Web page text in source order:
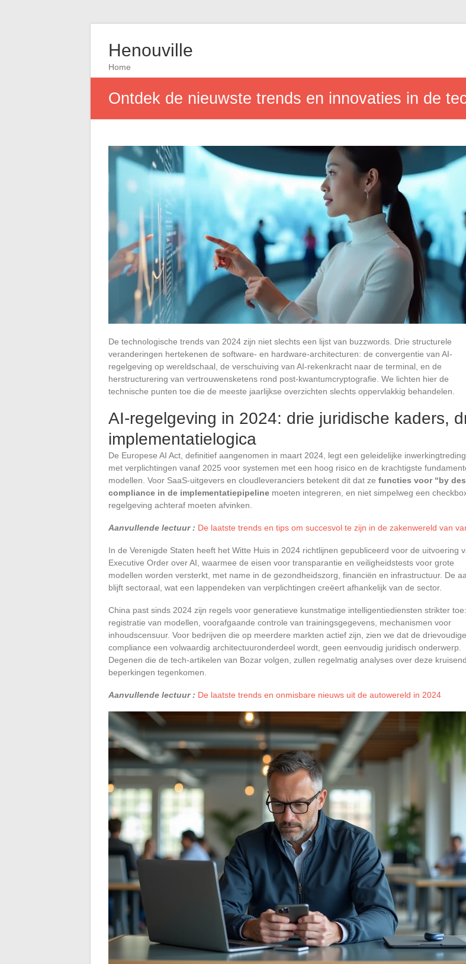
Henouville
Home
Ontdek de nieuwste trends en innovaties in de
De technologische trends van 2024 zijn niet slechts een lijst van buzzwords. Drie structurele
veranderingen hertekenen de software- en hardware-architecturen: de convergentie van AI-
regelgeving op wereldschaal, de verschuiving van AI-rekenkracht naar de terminal, en de
herstructurering van vertrouwensketens rond post-kwantumcryptografie. We lichten hier de
technische punten toe die de meeste jaarlijkse overzichten slechts oppervlakkig behandelen.
AI-regelgeving in 2024: drie juridische kaders,
implementatielogica
De Europese AI Act, definitief aangenomen in maart 2024, legt een geleidelijke
met verplichtingen vanaf 2025 voor systemen met een hoog risico en de krachtigste
modellen. Voor SaaS-uitgevers en cloudleveranciers betekent dit dat ze functies voor “by
compliance in de implementatiepipeline moeten integreren, en niet simpelweg een
regelgeving achteraf moeten afvinken.
Aanvullende lectuur : De laatste trends en tips om succesvol te zijn in de zakenwereld van
In de Verenigde Staten heeft het Witte Huis in 2024 richtlijnen gepubliceerd voor de uitvoering
Executive Order over AI, waarmee de eisen voor transparantie en veiligheidstests voor grote
modellen worden versterkt, met name in de gezondheidszorg, financiën en infrastructuur. De
blijft sectoraal, wat een lappendeken van verplichtingen creëert afhankelijk van de sector.
China past sinds 2024 zijn regels voor generatieve kunstmatige intelligentiediensten strikter toe:
registratie van modellen, voorafgaande controle van trainingsgegevens, mechanismen voor
inhoudscensuur. Voor bedrijven die op meerdere markten actief zijn, zien we dat de drievoudige
compliance een volwaardig architectuuronderdeel wordt, geen eenvoudig juridisch onderwerp.
Degenen die de tech-artikelen van Bozar volgen, zullen regelmatig analyses over deze
beperkingen tegenkomen.
Aanvullende lectuur : De laatste trends en onmisbare nieuws uit de autowereld in 2024